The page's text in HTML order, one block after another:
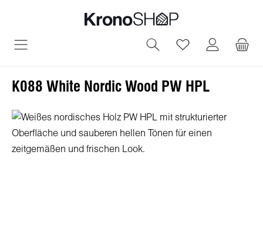
Du hast 0
K088 White Nordic Wood PW HPL
Bildergalerie überspringen